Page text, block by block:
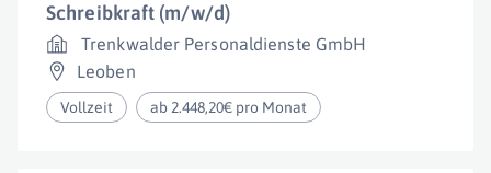
Schreibkraft (m/w/d)
Trenkwalder Personaldienste GmbH
Leoben
Vollzeit ab 2.448,20€ pro Monat